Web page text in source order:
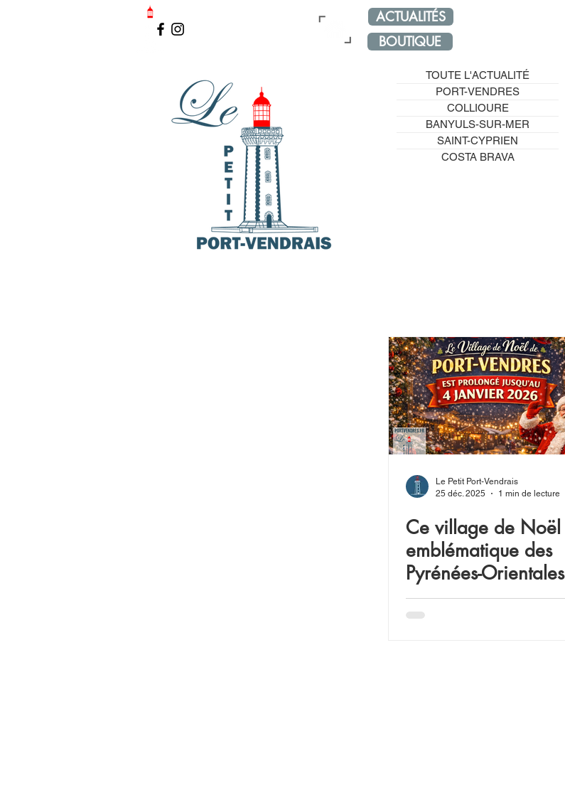
LE PETIT PORT-VENDRAIS
ACTUALITÉS
BOUTIQUE
TOUTE L'ACTUALITÉ
PORT-VENDRES
COLLIOURE
BANYULS-SUR-MER
SAINT-CYPRIEN
COSTA BRAVA
Le Petit Port-Vendrais
25 déc. 2025
1 min de lecture
Ce village de Noël
emblématique des
Pyrénées-Orientales
s’offre quatre jours
supplémentaires